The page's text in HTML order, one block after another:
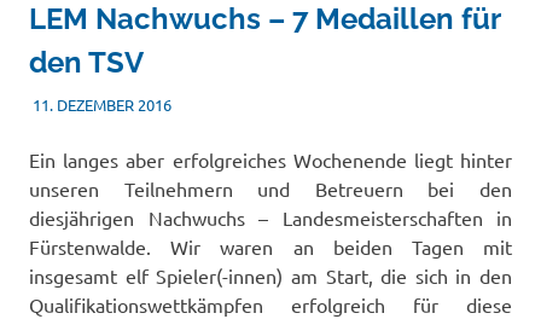
LEM Nachwuchs – 7 Medaillen für
den TSV
11. DEZEMBER 2016TSVADMIN
NACHWUCHS
Ein langes aber erfolgreiches Wochenende liegt hinter
unseren Teilnehmern und Betreuern bei den
diesjährigen Nachwuchs – Landesmeisterschaften in
Fürstenwalde. Wir waren an beiden Tagen mit
insgesamt elf Spieler(-innen) am Start, die sich in den
Qualifikationswettkämpfen erfolgreich für diese